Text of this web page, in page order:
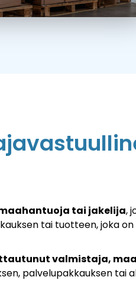
tai jakelija,
tai tuotteen, joka
valmistaja,
palvelupakkauksen tai